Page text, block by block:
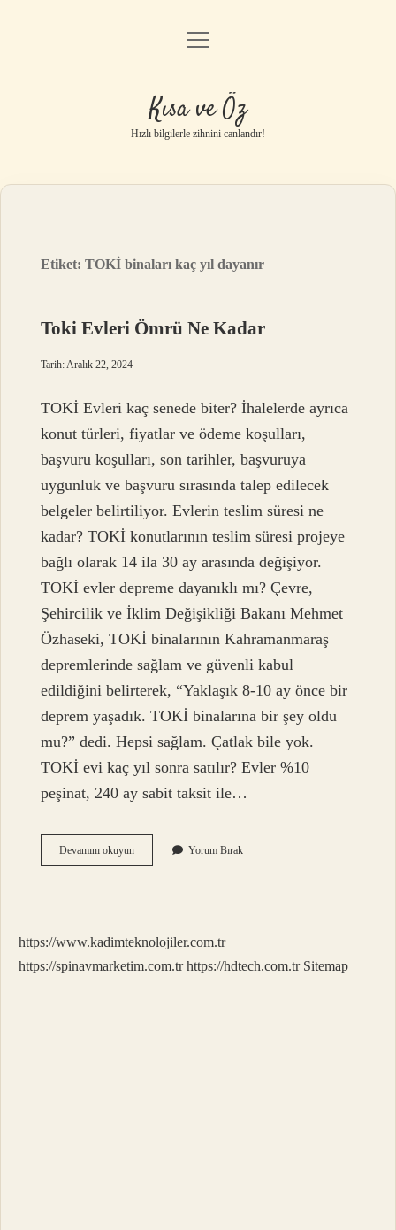
Anasayfa
Gizlilik Politikası
Yasal Uyarı
menüyü
Kısa ve Öz
Hızlı bilgilerle zihnini canlandır!
Etiket:TOKİ binaları kaç yıl dayanır
Toki Evleri Ömrü Ne Kadar
Tarih: Aralık 22, 2024
TOKİ Evleri kaç senede biter? İhalelerde ayrıca
konut türleri, fiyatlar ve ödeme koşulları,
başvuru koşulları, son tarihler, başvuruya
uygunluk ve başvuru sırasında talep edilecek
belgeler belirtiliyor. Evlerin teslim süresi ne
kadar? TOKİ konutlarının teslim süresi projeye
bağlı olarak 14 ila 30 ay arasında değişiyor.
TOKİ evler depreme dayanıklı mı? Çevre,
Şehircilik ve İklim Değişikliği Bakanı Mehmet
Özhaseki, TOKİ binalarının Kahramanmaraş
depremlerinde sağlam ve güvenli kabul
edildiğini belirterek, “Yaklaşık 8-10 ay önce bir
deprem yaşadık. TOKİ binalarına bir şey oldu
mu?” dedi. Hepsi sağlam. Çatlak bile yok.
TOKİ evi kaç yıl sonra satılır? Evler %10
peşinat, 240 ay sabit taksit ile…
Devamını okuyunToki
Evleri
Yorum Bırak
https://www.kadimteknolojiler.com.tr
https://spinavmarketim.com.tr https://hdtech.com.tr Sitemap